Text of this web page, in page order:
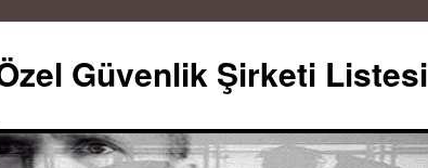
Güvenlik Şirketi Listesi